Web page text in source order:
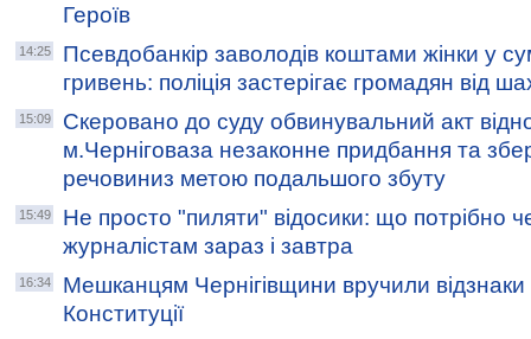
Героїв
14:25
Псевдобанкір заволодів коштами жінки у
гривень: поліція застерігає громадян від
15:09
Скеровано до суду обвинувальний акт
м.Черніговаза незаконне придбання та
речовиниз метою подальшого збуту
15:49
Не просто "пиляти" відосики: що потрібно
журналістам зараз і завтра
16:34
Мешканцям Чернігівщини вручили
Конституції